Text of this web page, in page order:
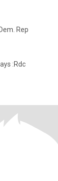
Rep
:Rdc